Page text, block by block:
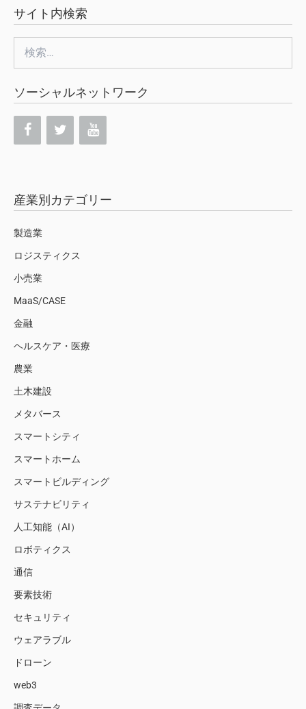
サイト内検索
索:
ソーシャルネットワーク
産業別カテゴリー
製造業
ロジスティクス
小売業
MaaS/CASE
金融
ヘルスケア・医療
農業
土木建設
メタバース
スマートシティ
スマートホーム
スマートビルディング
サステナビリティ
人工知能（AI）
ロボティクス
通信
要素技術
セキュリティ
ウェアラブル
ドローン
web3